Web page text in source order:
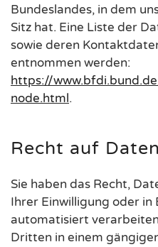
Bundeslandes, in dem
Sitz hat. Eine Liste der
sowie deren
entnommen werden:
https://
node.html.
Recht auf
Sie haben das Recht,
Ihrer Einwilligung oder
automatisiert
Dritten in einem